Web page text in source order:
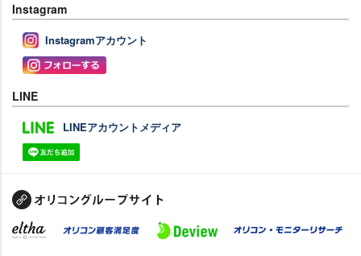
Instagram
Instagramアカウント
LINE
LINEアカウントメディア